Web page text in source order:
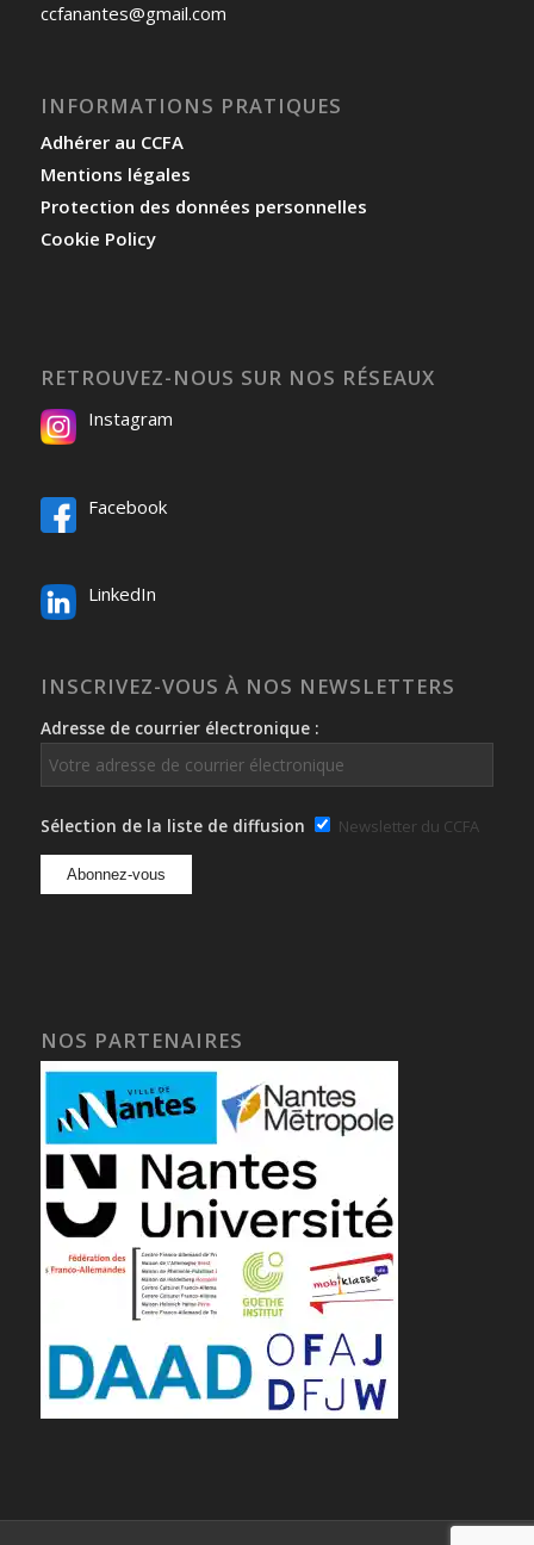
ccfanantes@gmail.com
INFORMATIONS PRATIQUES
Adhérer au CCFA
Mentions légales
Protection des données personnelles
Cookie Policy
RETROUVEZ-NOUS SUR NOS RÉSEAUX
Instagram
Facebook
LinkedIn
INSCRIVEZ-VOUS À NOS NEWSLETTERS
Adresse de courrier électronique :
Sélection de la liste de diffusion Newsletter du CCFA
NOS PARTENAIRES